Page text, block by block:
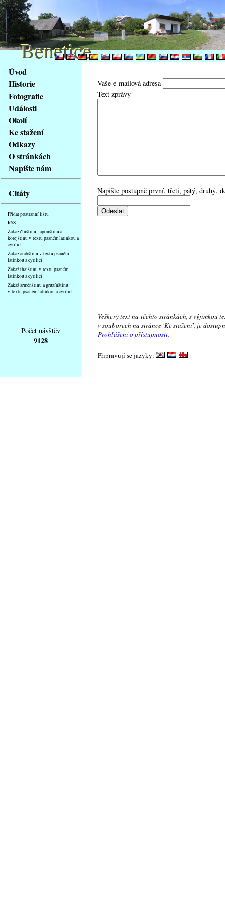
obsah
stránky
Klávesové
zkratky
tomto
webu
základní
Hlavní
strana
Úvod
Historie
Fotografie
Události
Okolí
Ke stažení
Odkazy
O stránkách
Napište nám
Citáty
Přidat postranní lištu
RSS
Zakaž čínštinu, japonštinu a
korejštinu v textu psaném latinkou a
cyrilicí
Zakaž arabštinu v textu psaném
latinkou a cyrilicí
Zakaž thajštinu v textu psaném
latinkou a cyrilicí
Zakaž arménštinu a gruzínštinu
v textu psaném latinkou a cyrilicí
Vaše e-mailová adresa
Text zprávy
Napište postupně první, třetí, pátý, druhý,
Počet návštěv
9128
Veškerý text na těchto stránkách, s výjimkou
v souborech na stránce 'Ke stažení', je
Prohlášení o přístupnosti.
Připravují se jazyky:
Benetice
Benetice